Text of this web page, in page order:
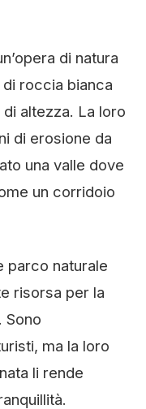
di natura
roccia bianca
altezza. La loro
di erosione da
una valle dove
un corridoio
parco naturale
risorsa per la
Sono
ma la loro
li rende